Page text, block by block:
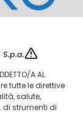
A AL
tutte le direttive
salute,
di strumenti di